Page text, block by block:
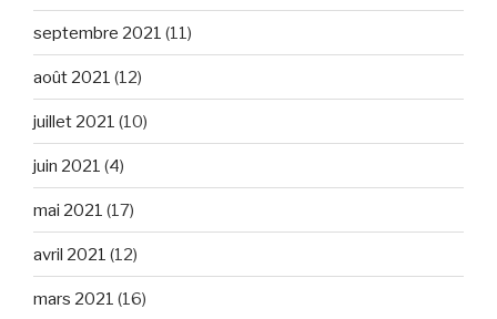
septembre 2021 (11)
août 2021 (12)
juillet 2021 (10)
juin 2021 (4)
mai 2021 (17)
avril 2021 (12)
mars 2021 (16)